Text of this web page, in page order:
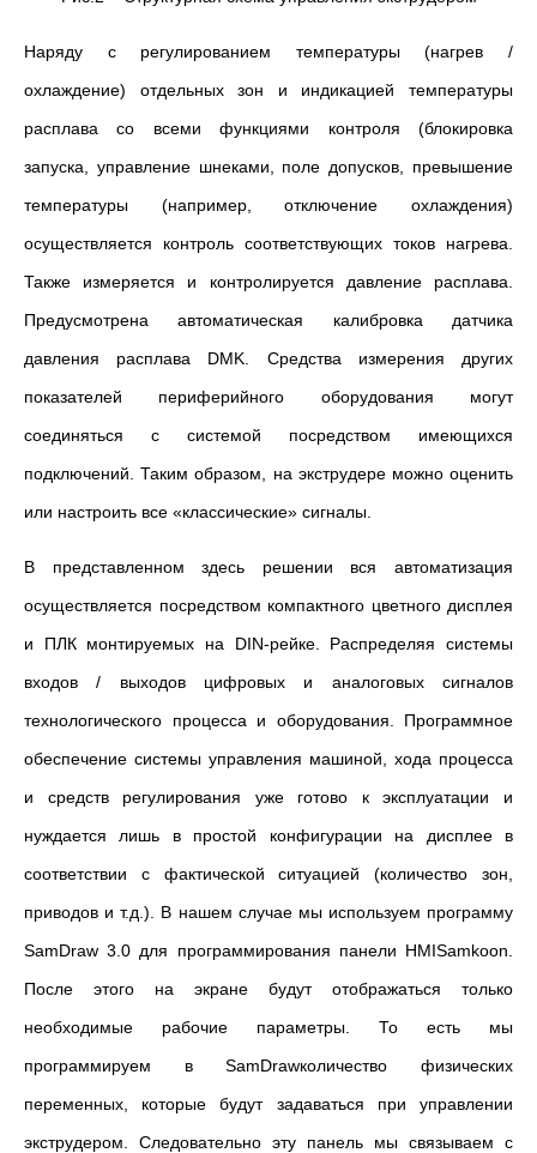
Наряду с регулированием температуры (нагрев /
охлаждение) отдельных зон и индикацией температуры
расплава со всеми функциями контроля (блокировка
запуска, управление шнеками, поле допусков, превышение
температуры (например, отключение охлаждения)
осуществляется контроль соответствующих токов нагрева.
Также измеряется и контролируется давление расплава.
Предусмотрена автоматическая калибровка датчика
давления расплава DMK. Средства измерения других
показателей периферийного оборудования могут
соединяться с системой посредством имеющихся
подключений. Таким образом, на экструдере можно оценить
или настроить все «классические» сигналы.
В представленном здесь решении вся автоматизация
осуществляется посредством компактного цветного дисплея
и ПЛК монтируемых на DIN-рейке. Распределяя системы
входов / выходов цифровых и аналоговых сигналов
технологического процесса и оборудования. Программное
обеспечение системы управления машиной, хода процесса
и средств регулирования уже готово к эксплуатации и
нуждается лишь в простой конфигурации на дисплее в
соответствии с фактической ситуацией (количество зон,
приводов и т.д.). В нашем случае мы используем программу
SamDraw 3.0 для программирования панели HMISamkoon.
После этого на экране будут отображаться только
необходимые рабочие параметры. То есть мы
программируем в SamDrawколичество физических
переменных, которые будут задаваться при управлении
экструдером. Следовательно эту панель мы связываем с